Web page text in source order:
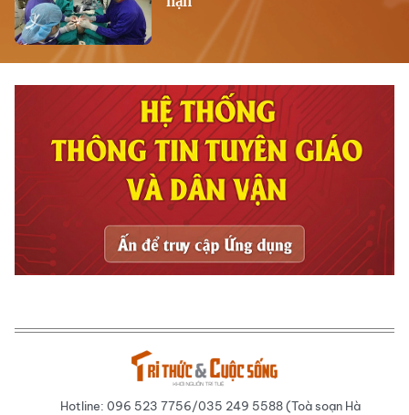
Hotline: 096 523 7756/035 249 5588 (Toà soạn Hà